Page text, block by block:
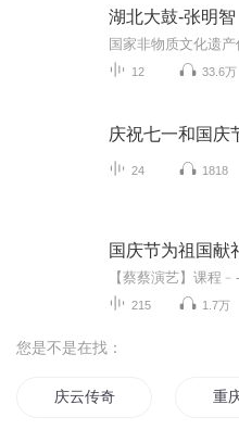
湖北大鼓-张明智
国家非物质文化遗
12 33.6万
庆祝七一和国庆
24 1818
国庆节为祖国献
215 1.7万
您是不是在找：
庆云传奇 重